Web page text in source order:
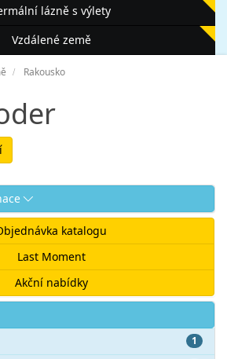
lázně s výlety
Vzdálené země
Rakousko
katalogu
Last Moment
Akční nabídky
1